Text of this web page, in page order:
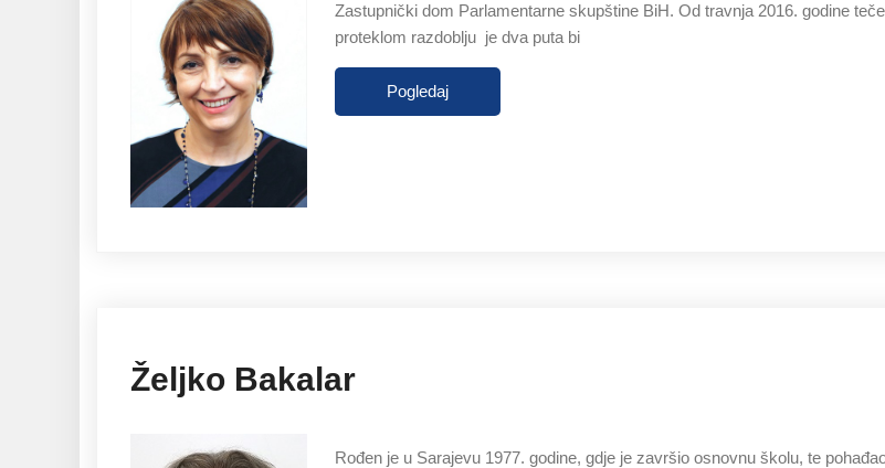
Zastupnički dom Parlamentarne skupštine BiH. Od travnja 2016. godine
proteklom razdoblju je dva puta bi
Pogledaj
Željko Bakalar
Rođen je u Sarajevu 1977. godine, gdje je završio osnovnu školu, te